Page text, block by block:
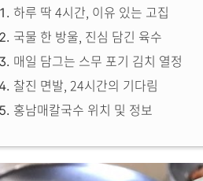
하루 딱 4시간, 이유 있는 고집
국물 한 방울, 진심 담긴 육수
매일 담그는 스무 포기 김치 열정
찰진 면발, 24시간의 기다림
홍남매칼국수 위치 및 정보